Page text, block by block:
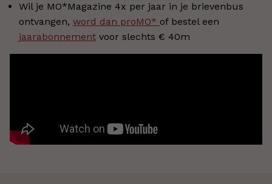
Wil je MO*Magazine 4x per jaar in je brievenbus
ontvangen, word dan proMO* of bestel een
jaarabonnement voor slechts € 40m